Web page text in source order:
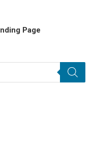
Page